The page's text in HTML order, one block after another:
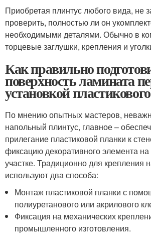
Приобретая плинтус любого вида, не
проверить, полностью ли он
необходимыми деталями. Обычно в
торцевые заглушки, крепления и
Как правильно
поверхность ламината
установкой
По мнению опытных мастеров,
напольный плинтус, главное –
прилегание пластиковой планки к
фиксацию декоративного элемента
участке. Традиционно для крепления
используют два способа:
Монтаж пластиковой планки с
полиуретанового или акрилового
Фиксация на механических
промышленного изготовления.